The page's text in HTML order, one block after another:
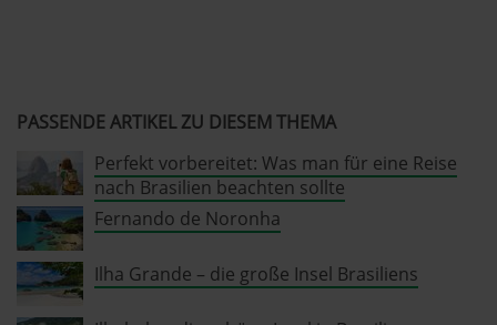
PASSENDE ARTIKEL ZU DIESEM THEMA
Perfekt vorbereitet: Was man für eine Reise
nach Brasilien beachten sollte
Fernando de Noronha
Ilha Grande – die große Insel Brasiliens